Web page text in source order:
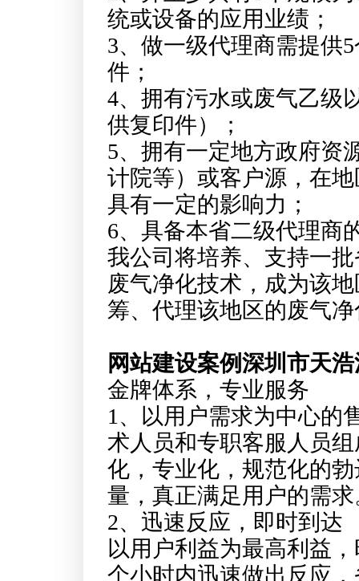
统或设备的应用业绩；
3、做一级代理商需提供
件；
4、拥有污水或废气乙级
供复印件）；
5、拥有一定地方政府资
计院等）或客户源，在
具有一定的影响力；
6、具备本省二级代理商
我公司将培养、支持一
废气净化技术，成为该
筹、代理该地区的废气
网站建设案例深圳市天
金牌体系，专业服务
1、以用户需求为中心的
术人员和专职客服人员
化，专业化，规范化的
量，真正满足用户的需
2、迅速反应，即时到达
以用户利益为最高利益
个小时内迅速做出反应